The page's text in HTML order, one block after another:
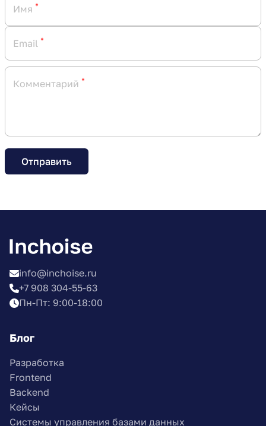
Имя *
Email *
Комментарий *
Отправить
info@inchoise.ru
+7 908 304-55-63
Пн-Пт: 9:00-18:00
Блог
Разработка
Frontend
Backend
Кейсы
Системы управления базами данных